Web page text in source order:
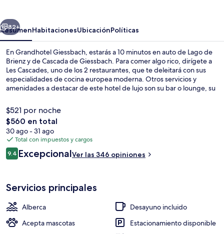
Siguiente
82+
ResumenHabitacionesUbicaciónPolíticas
En Grandhotel Giessbach, estarás a 10 minutos en auto de Lago de
Brienz y de Cascada de Giessbach. Para comer algo rico, dirígete a
Les Cascades, uno de los 2 restaurantes, que te deleitará con sus
especialidades de cocina europea moderna. Otros servicios y
amenidades a destacar de este hotel de lujo son su bar o lounge, su
visitantes les encanta el personal amable.
$521 por noche
El
precio
total
es
de
$560 en total
30 ago - 31 ago
Total con impuestos y cargos
Opiniones
9.49.4 de 10,
ExcepcionalVer las 346 opiniones
Servicios principales
Alberca
Desayuno incluido
Acepta mascotas
Estacionamiento disponible